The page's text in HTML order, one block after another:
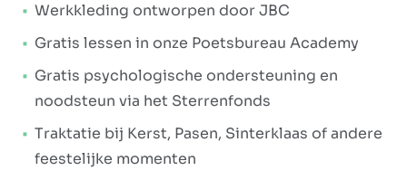
Werkkleding ontworpen door JBC
Gratis lessen in onze Poetsbureau Academy
Gratis psychologische ondersteuning en
noodsteun via het Sterrenfonds
Traktatie bij Kerst, Pasen, Sinterklaas of andere
feestelijke momenten